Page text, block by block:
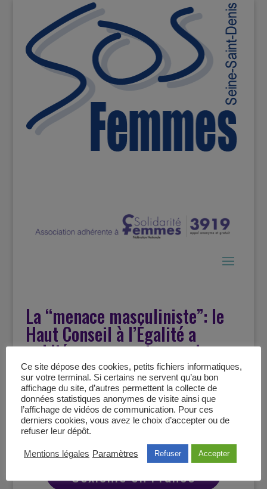
La “menace masculiniste”: le
Haut Conseil à l’Égalité a
publié son rapport annuel sur
l’état du sexisme en France
janvier 2026
Rapport Annuel
Sexisme en France
Ce site dépose des cookies, petits fichiers informatiques,
sur votre terminal. Si certains ne servent qu’au bon
affichage du site, d’autres permettent la collecte de
données statistiques anonymes de visite ainsi que
l’affichage de vidéos de communication. Pour ces
derniers cookies, vous avez le choix d’accepter ou de
refuser leur dépôt.
Mentions légales Paramètres Refuser Accepter